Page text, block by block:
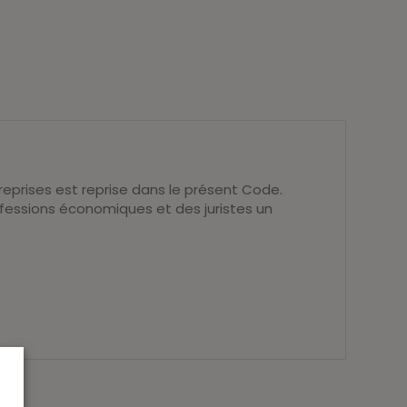
est reprise dans le présent Code.
économiques et des juristes un